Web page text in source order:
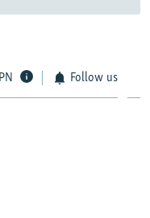
Follow us